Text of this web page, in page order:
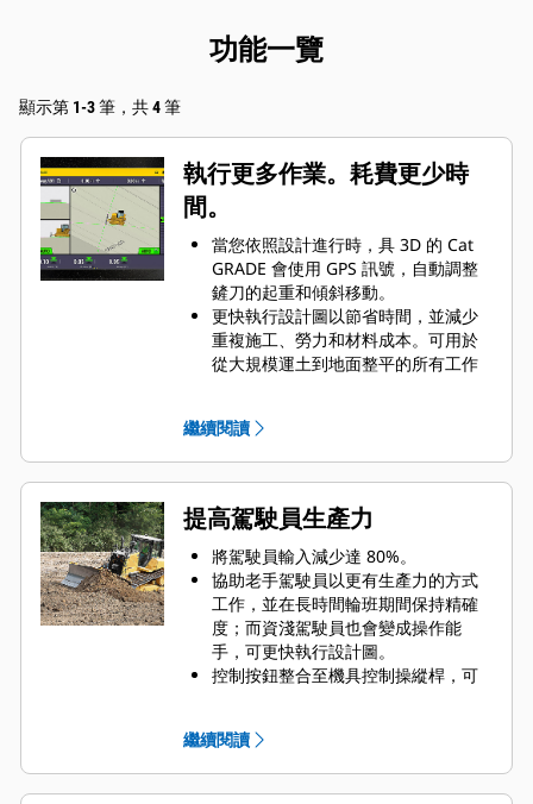
功能一覽
顯示第 1-3 筆，共 4 筆
執行更多作業。耗費更少時
間。
當您依照設計進行時，具 3D 的 Cat
GRADE 會使用 GPS 訊號，自動調整
鏟刀的起重和傾斜移動。
更快執行設計圖以節省時間，並減少
重複施工、勞力和材料成本。可用於
從大規模運土到地面整平的所有工作
的設計和輪廓外型。
原廠整合以提高性能、易用性和維修
簡易性。
新一代*駕駛員介面採用大型觸控螢幕
介面，更直覺化且更易於使用。
精確度在 0.1' (3 cm) 以內。
繼續閱讀
提高駕駛員生產力
將駕駛員輸入減少達 80%。
協助老手駕駛員以更有生產力的方式
工作，並在長時間輪班期間保持精確
度；而資淺駕駛員也會變成操作能
手，可更快執行設計圖。
控制按鈕整合至機具控制操縱桿，可
開。不需要額外的駕駛員輸入。
儀表板顯示器將設計圖放在駕駛員正
前方。操作起來如同智慧型手機，讓
繼續閱讀